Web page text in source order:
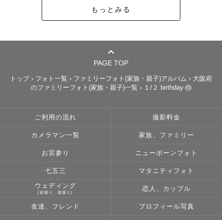
もっとみる
PAGE TOP
トップ › フォト一覧 › ファミリーフォト(家族・親子)アルバム › 大阪府
のファミリーフォト(家族・親子)一覧 › １/２ birthday 🎂
ご利用の流れ 撮影料金
カメラマン一覧 家族、ファミリー
お宮参り ニューボーンフォト
七五三 マタニティフォト
ウェディング
(前撮り、後撮り)
恋人、カップル
友達、フレンド プロフィール写真